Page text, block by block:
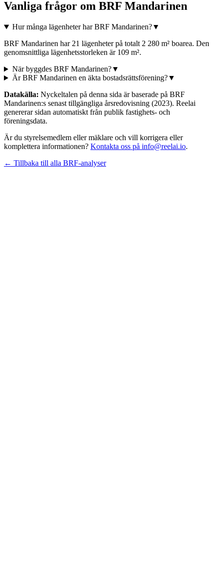
Vanliga frågor om BRF Mandarinen
Hur många lägenheter har BRF Mandarinen?▼
BRF Mandarinen har 21 lägenheter på totalt 2 280 m² boarea. Den
genomsnittliga lägenhetsstorleken är 109 m².
När byggdes BRF Mandarinen?▼
Är BRF Mandarinen en äkta bostadsrättsförening?▼
Datakälla: Nyckeltalen på denna sida är baserade på BRF
Mandarinen:s senast tillgängliga årsredovisning (2023). Reelai
genererar sidan automatiskt från publik fastighets- och
föreningsdata.
Är du styrelsemedlem eller mäklare och vill korrigera eller
komplettera informationen? Kontakta oss på info@reelai.io.
← Tillbaka till alla BRF-analyser